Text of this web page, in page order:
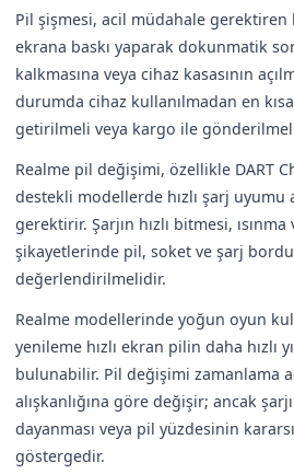
Pil şişmesi, acil müdahale
ekrana baskı yaparak dokunmatik
kalkmasına veya cihaz kasasının
durumda cihaz kullanılmadan en
getirilmeli veya kargo ile
Realme pil değişimi, özellikle DART
destekli modellerde hızlı şarj uyumu
gerektirir. Şarjın hızlı bitmesi,
şikayetlerinde pil, soket ve şarj
değerlendirilmelidir.
Realme modellerinde yoğun oyun
yenileme hızlı ekran pilin daha hızlı
bulunabilir. Pil değişimi zamanlama
alışkanlığına göre değişir; ancak
dayanması veya pil yüzdesinin
göstergedir.